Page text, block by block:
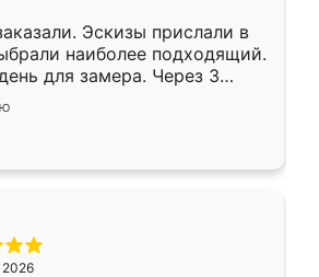
Эскизы прислали в
наиболее подходящий.
для замера. Через 3
уже готова. Остались
Спасибо Ренессанс
работу!